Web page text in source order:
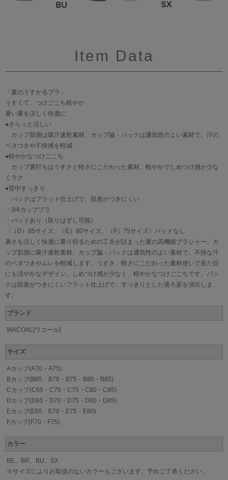
Item Data
「夏のうすかるブラ」
うすくて、つけごこち軽やか
暑い夏を涼しく快適に
●さらっと涼しい
カップ肌側は吸汗速乾素材、カップ脇・バックは通気性のよい素材で、汗の
ベタつきや不快感を軽減
●軽やかなつけごこち
カップ裏打ちはうすさと軽さにこだわった素材。軽やかでしめつけ感が少な
くラク
●背中すっきり
バックはフラット仕上げで、段差がつきにくい
・3/4カップブラ
・パッドあり（取りはずし可能）
〈（D）85サイズ、（E）80サイズ、（F）75サイズ〉パッドなし
暑さを涼しく快適に乗り切るための工夫が詰まった夏の高機能ブラジャー。カ
ップ肌側に吸汗速乾素材、カップ脇・バックは通気性のよい素材で、不快な汗
のベタつきやムレを軽減します。うすさ、軽さにこだわった素材使いで見た目
にも涼やかなデザイン。しめつけ感が少なく、軽やかなつけごこちです。バッ
クは段差がつきにくいフラット仕上げで、すっきりとした後ろ姿を演出しま
す。
ブランド
WACOAL[ワコール]
サイズ
Aカップ(A70・A75)
Bカップ(B65・B70・B75・B80・B85)
Cカップ(C65・C70・C75・C80・C85)
Dカップ(D65・D70・D75・D80・D85)
Eカップ(E65・E70・E75・E80)
Fカップ(F70・F75)
カラー
BE、BR、BU、SX
※サイズによりお取扱のないカラーもございます。予めご了承ください。